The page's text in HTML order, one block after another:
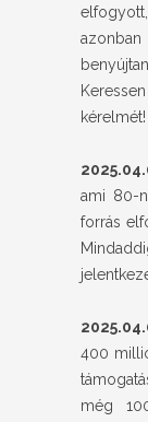
kérelmét!
ami 80-
forrás
400
még